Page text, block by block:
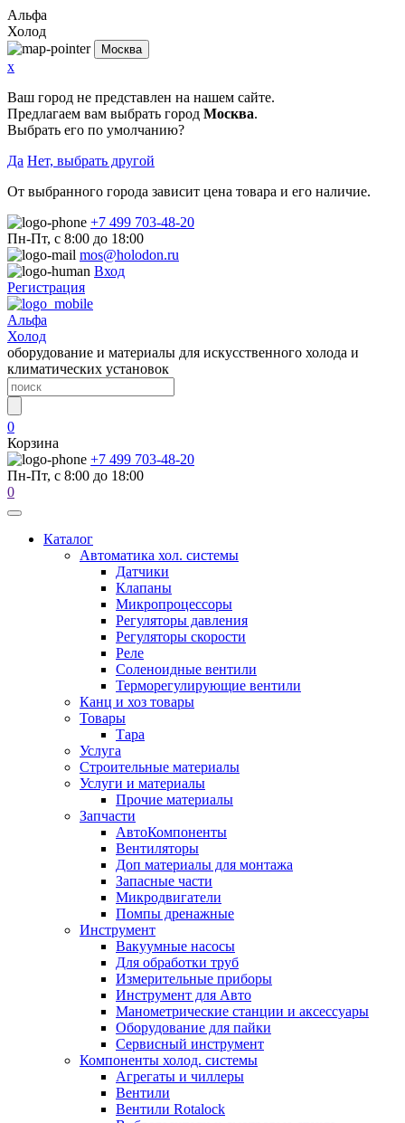
Альфа
Холод
Москва
x
Ваш город не представлен на нашем сайте.
Предлагаем вам выбрать город Москва.
Выбрать его по умолчанию?
Да Нет, выбрать другой
От выбранного города зависит цена товара и его наличие.
+7 499 703-48-20
Пн-Пт, с 8:00 до 18:00
mos@holodon.ru
Вход
Регистрация
Альфа
Холод
оборудование и материалы для искусственного холода и
климатических установок
0
Корзина
+7 499 703-48-20
Пн-Пт, с 8:00 до 18:00
0
Каталог
Автоматика хол. системы
Датчики
Клапаны
Микропроцессоры
Регуляторы давления
Регуляторы скорости
Реле
Соленоидные вентили
Терморегулирующие вентили
Канц и хоз товары
Товары
Тара
Услуга
Строительные материалы
Услуги и материалы
Прочие материалы
Запчасти
АвтоКомпоненты
Вентиляторы
Доп материалы для монтажа
Запасные части
Микродвигатели
Помпы дренажные
Инструмент
Вакуумные насосы
Для обработки труб
Измерительные приборы
Инструмент для Авто
Манометрические станции и аксессуары
Оборудование для пайки
Сервисный инструмент
Компоненты холод. системы
Агрегаты и чиллеры
Вентили
Вентили Rotalock